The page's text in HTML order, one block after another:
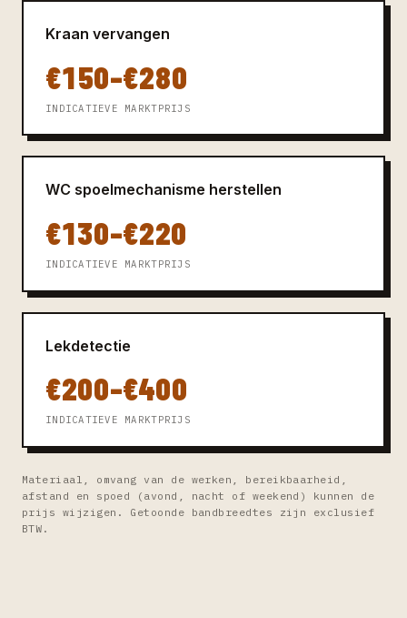
Kraan vervangen
€150–€280
INDICATIEVE MARKTPRIJS
WC spoelmechanisme herstellen
€130–€220
INDICATIEVE MARKTPRIJS
Lekdetectie
€200–€400
INDICATIEVE MARKTPRIJS
Materiaal, omvang van de werken, bereikbaarheid,
afstand en spoed (avond, nacht of weekend) kunnen de
prijs wijzigen. Getoonde bandbreedtes zijn exclusief
BTW.